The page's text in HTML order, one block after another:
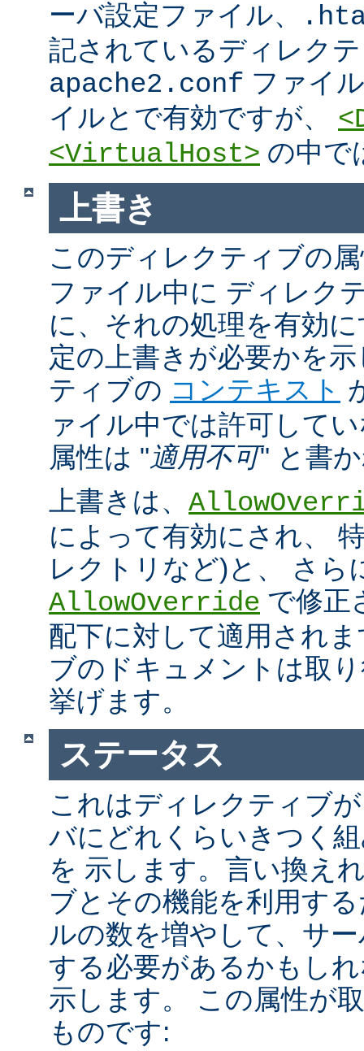
ーバ設定ファイル、
記されているディレク
apache2.conf ファイ
イルとで有効ですが、
<VirtualHost> の中で
上書き
このディレクティブの
ファイル中に ディレク
に、それの処理を有効
定の上書きが必要かを
ティブの コンテキスト
ァイル中では許可して
属性は "適用不可" と書
上書きは、
によって有効にされ、
レクトリなど)と、 さら
AllowOverride で修正
配下に対して適用され
ブのドキュメントは取
挙げます。
ステータス
これはディレクティブ
バにどれくらいきつく
を 示します。言い換え
ブとその機能を利用す
ルの数を増やして、サ
する必要があるかもし
示します。 この属性が
ものです: